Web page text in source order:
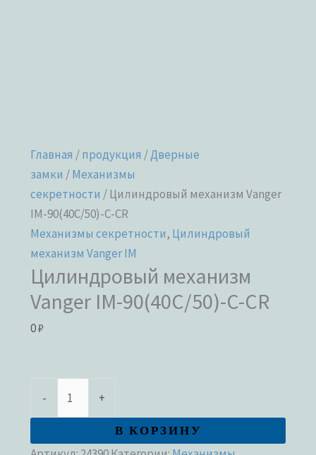
Главная /продукция /Дверные
замки /Механизмы
секретности / Цилиндровый механизм Vanger
IM-90(40C/50)-C-CR
Механизмы секретности, Цилиндровый
механизм Vanger IM
Цилиндровый механизм
Vanger IM-90(40C/50)-C-CR
0₽
- +
В КОРЗИНУ